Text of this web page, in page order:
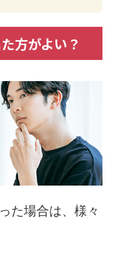
方がよい？
た場合は、様々